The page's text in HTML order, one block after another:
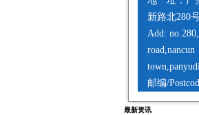
新路北280
Add:
road,nancun
邮编/
最新资讯